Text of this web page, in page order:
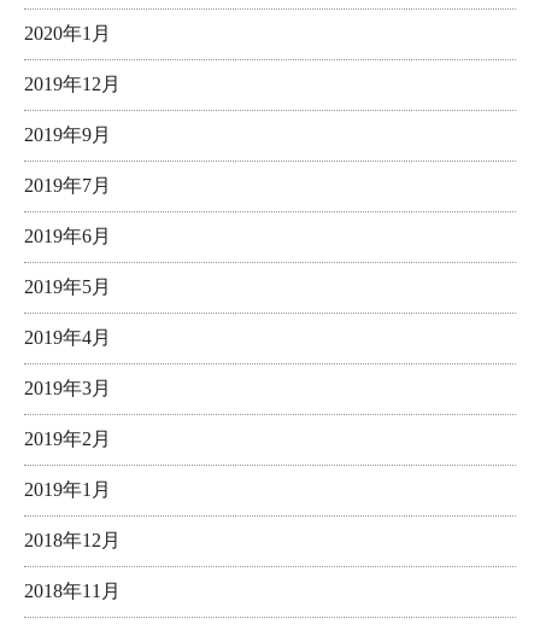
2020年1月
2019年12月
2019年9月
2019年7月
2019年6月
2019年5月
2019年4月
2019年3月
2019年2月
2019年1月
2018年12月
2018年11月